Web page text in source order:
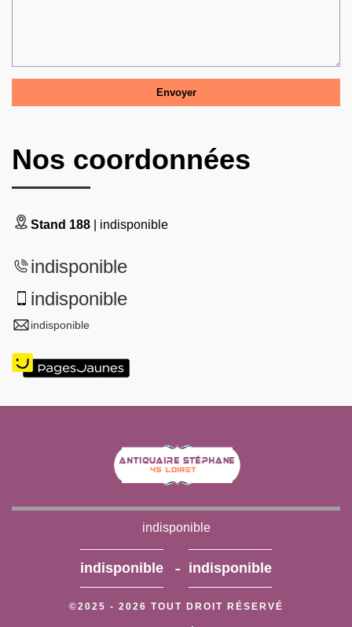
Nos coordonnées
Stand 188 | indisponible
indisponible
indisponible
indisponible
indisponible
indisponible - indisponible
©2025 - 2026 TOUT DROIT RÉSERVÉ